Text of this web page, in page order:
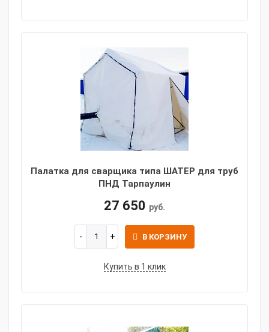
Палатка для сварщика типа ШАТЕР для труб
ПНД Тарпаулин
27 650 руб.
В КОРЗИНУ
Купить в 1 клик